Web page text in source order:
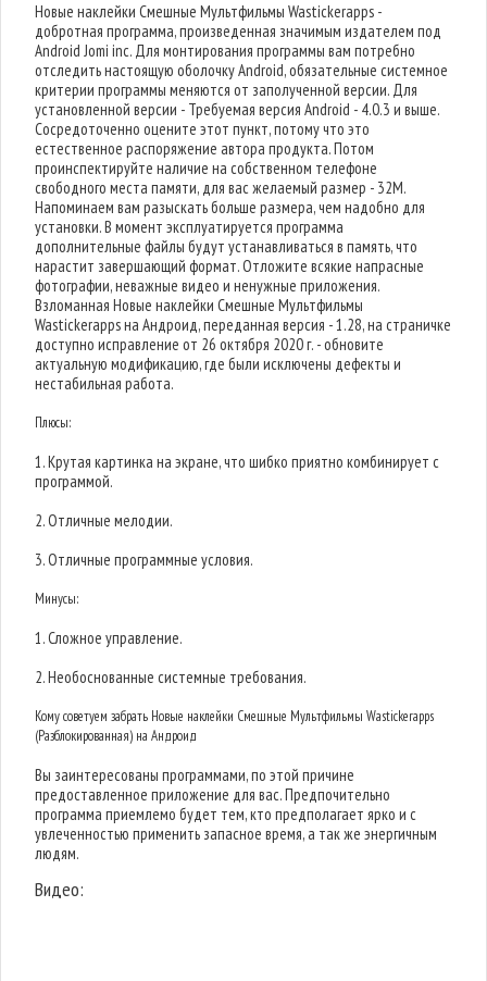
Новые наклейки Смешные Мультфильмы Wastickerapps -
добротная программа, произведенная значимым издателем под
Android Jomi inc. Для монтирования программы вам потребно
отследить настоящую оболочку Android, обязательные системное
критерии программы меняются от заполученной версии. Для
установленной версии - Требуемая версия Android - 4.0.3 и выше.
Сосредоточенно оцените этот пункт, потому что это
естественное распоряжение автора продукта. Потом
проинспектируйте наличие на собственном телефоне
свободного места памяти, для вас желаемый размер - 32M.
Напоминаем вам разыскать больше размера, чем надобно для
установки. В момент эксплуатируется программа
дополнительные файлы будут устанавливаться в память, что
нарастит завершающий формат. Отложите всякие напрасные
фотографии, неважные видео и ненужные приложения.
Взломанная Новые наклейки Смешные Мультфильмы
Wastickerapps на Андроид, переданная версия - 1.28, на страничке
доступно исправление от 26 октября 2020 г. - обновите
актуальную модификацию, где были исключены дефекты и
нестабильная работа.
Плюсы:
1. Крутая картинка на экране, что шибко приятно комбинирует с
программой.
2. Отличные мелодии.
3. Отличные программные условия.
Минусы:
1. Сложное управление.
2. Необоснованные системные требования.
Кому советуем забрать Новые наклейки Смешные Мультфильмы Wastickerapps
(Разблокированная) на Андроид
Вы заинтересованы программами, по этой причине
предоставленное приложение для вас. Предпочительно
программа приемлемо будет тем, кто предполагает ярко и с
увлеченностью применить запасное время, а так же энергичным
людям.
Видео: